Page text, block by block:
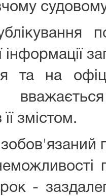
інформації
та на
змістом.
-